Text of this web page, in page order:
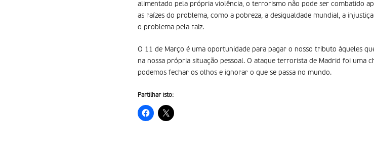
alimentado pela própria violência, o terrorismo não pode ser combatido
as raízes do problema, como a pobreza, a desigualdade mundial, a
o problema pela raiz.
O 11 de Março é uma oportunidade para pagar o nosso tributo àqueles
na nossa própria situação pessoal. O ataque terrorista de Madrid foi uma
podemos fechar os olhos e ignorar o que se passa no mundo.
Partilhar isto: